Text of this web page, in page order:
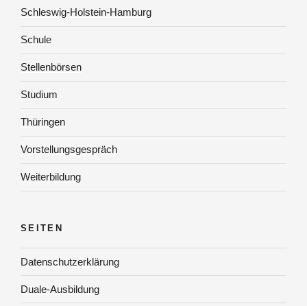
Schleswig-Holstein-Hamburg
Schule
Stellenbörsen
Studium
Thüringen
Vorstellungsgespräch
Weiterbildung
SEITEN
Datenschutzerklärung
Duale-Ausbildung